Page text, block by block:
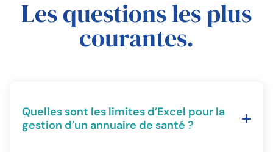
Les questions les plus
courantes.
Quelles sont les limites d’Excel pour la
gestion d’un annuaire de santé ?